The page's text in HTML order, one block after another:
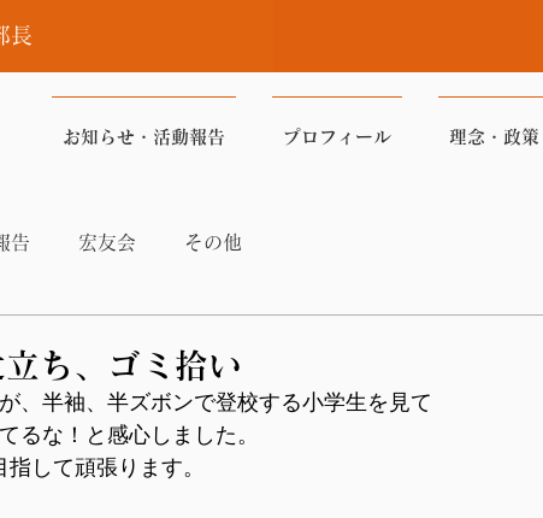
長
お知らせ・活動報告 プロフィール 理念・政策
告 宏友会 その他
ち、ゴミ拾い
、半袖、半ズボンで登校する小学生を見て
るな！と感心しました。
して頑張ります。